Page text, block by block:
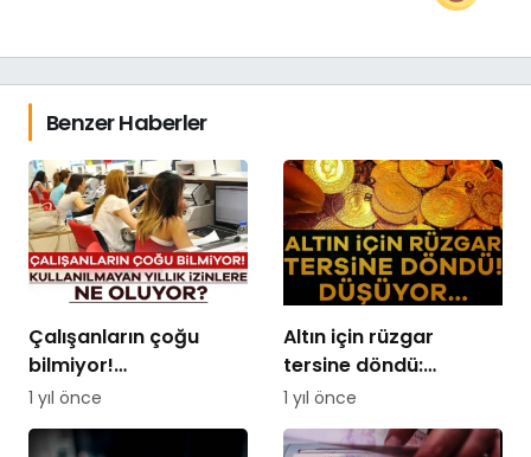
Benzer Haberler
Çalışanların çoğu
bilmiyor!
Kullanılmayan yıllık
izinlere ne oluyor?
1 yıl önce
Altın için rüzgar
tersine döndü:
Düşüyor…
1 yıl önce